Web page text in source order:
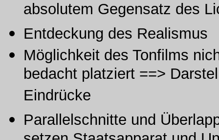
absolutem Gegensatz des
Entdeckung des Realismus
Möglichkeit des Tonfilms
bedacht platziert ==>
Eindrücke
Parallelschnitte und